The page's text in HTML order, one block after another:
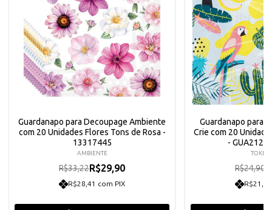
Guardanapo para Decoupage Ambiente
com 20 Unidades Flores Tons de Rosa -
13317445
AMBIENTE
R$33,22R$29,90
R$28,41 com PIX
Guardanapo para
Crie com 20
-
TOKE
R$24,90